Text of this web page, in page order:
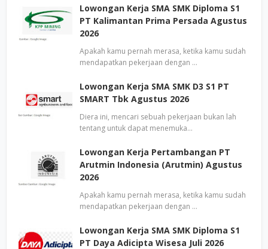
Lowongan Kerja SMA SMK Diploma S1
PT Kalimantan Prima Persada Agustus
2026
Apakah kamu pernah merasa, ketika kamu sudah
mendapatkan pekerjaan dengan …
Lowongan Kerja SMA SMK D3 S1 PT
SMART Tbk Agustus 2026
Diera ini, mencari sebuah pekerjaan bukan lah
tentang untuk dapat menemuka…
Lowongan Kerja Pertambangan PT
Arutmin Indonesia (Arutmin) Agustus
2026
Apakah kamu pernah merasa, ketika kamu sudah
mendapatkan pekerjaan dengan …
Lowongan Kerja SMA SMK Diploma S1
PT Daya Adicipta Wisesa Juli 2026